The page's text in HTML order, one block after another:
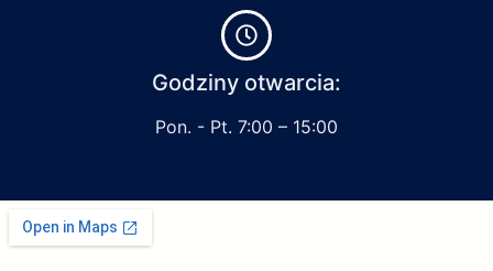
Godziny otwarcia:
Pon. - Pt. 7:00 – 15:00